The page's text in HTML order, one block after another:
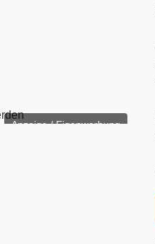
Anzeige / Eigenwerbung